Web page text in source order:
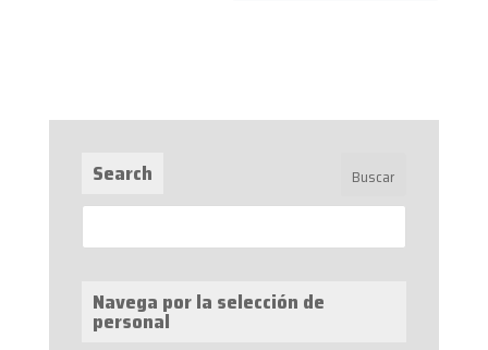
Search
Navega por la selección de
personal